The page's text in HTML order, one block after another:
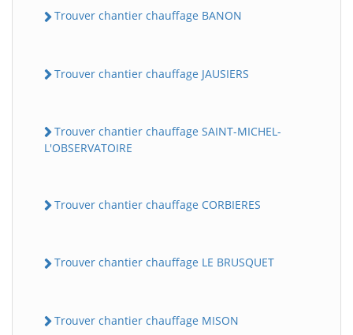
Trouver chantier chauffage BANON
Trouver chantier chauffage JAUSIERS
Trouver chantier chauffage SAINT-MICHEL-
L'OBSERVATOIRE
Trouver chantier chauffage CORBIERES
Trouver chantier chauffage LE BRUSQUET
Trouver chantier chauffage MISON